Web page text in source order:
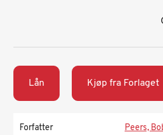
Lån Kjøp fra Forlaget
Forfatter
Peers,